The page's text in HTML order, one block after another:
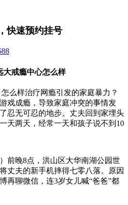
快速预约挂号
大戒瘾中心怎么样
样治疗网瘾引发的家庭暴力？
戏成瘾，导致家庭冲突的事情发
忍无可忍的地步。丈夫回到家埋头
天两天，经常一天和孩子说不到10
晚8点，洪山区大华南湖公园世
丈夫的新手机摔得七零八落。原因
再聊微信，连3岁女儿喊“爸爸”都